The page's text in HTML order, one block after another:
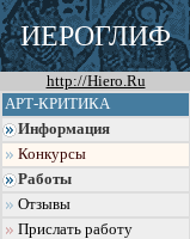
ИЕРОГЛИФ
http://Hiero.Ru
АРТ-КРИТИКА
Информация
Конкурсы
Работы
Отзывы
Прислать работу